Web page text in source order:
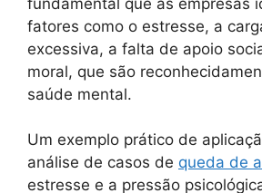
fatores como o estresse, a
excessiva, a falta de apoio
moral, que são
saúde mental.
Um exemplo prático de
análise de casos de queda de
estresse e a pressão